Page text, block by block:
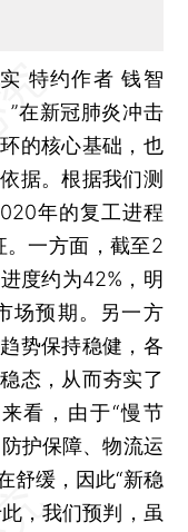
特约作者 钱智
”在新冠肺炎冲击
的核心基础，也
据。根据我们测
年的复工进程
。一方面，截至2
度约为42%，明
场预期。另一方
势保持稳健，各
态，从而夯实了
看，由于“慢节
护保障、物流运
舒缓，因此“新稳
，我们预判，虽